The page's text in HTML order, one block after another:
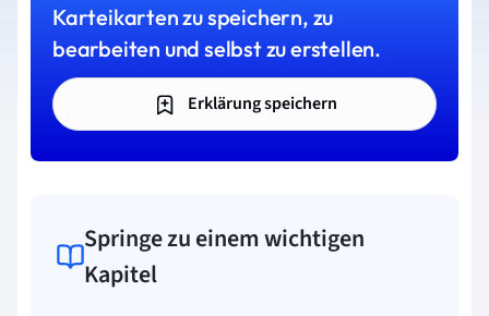
Karteikarten zu speichern, zu
bearbeiten und selbst zu erstellen.
Erklärung speichern
Springe zu einem wichtigen
Kapitel